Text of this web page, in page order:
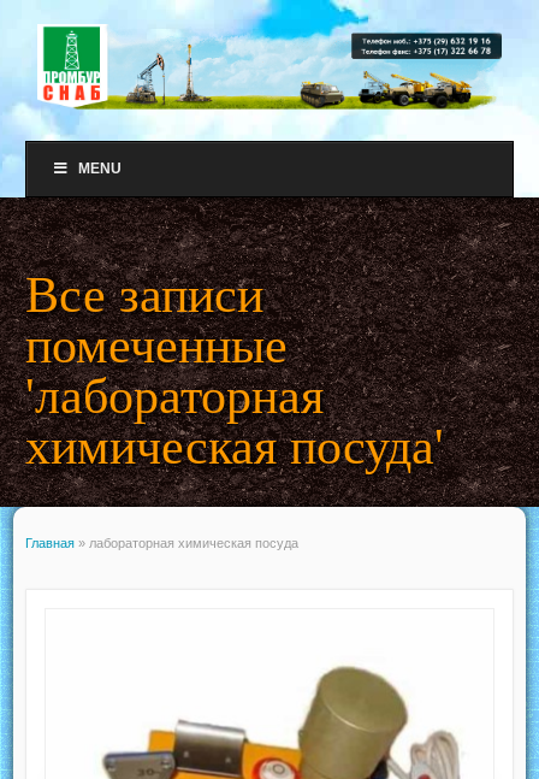
MENU
Все записи
помеченные
'лабораторная
химическая посуда'
Главная » лабораторная химическая посуда